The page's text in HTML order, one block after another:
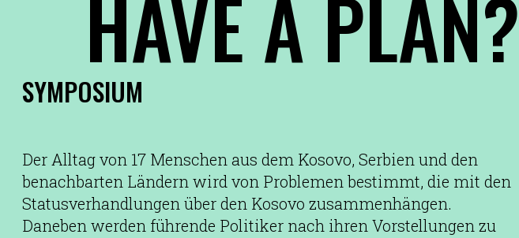
HAVE A PLAN?
SYMPOSIUM
Der Alltag von 17 Menschen aus dem Kosovo, Serbien und den
benachbarten Ländern wird von Problemen bestimmt, die mit den
Statusverhandlungen über den Kosovo zusammenhängen.
Daneben werden führende Politiker nach ihren Vorstellungen zu